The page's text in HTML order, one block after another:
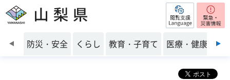
山梨県 閲覧支援
前のスライドを表示
防災・安全 くらし 教育・子育て 医療・健康・福